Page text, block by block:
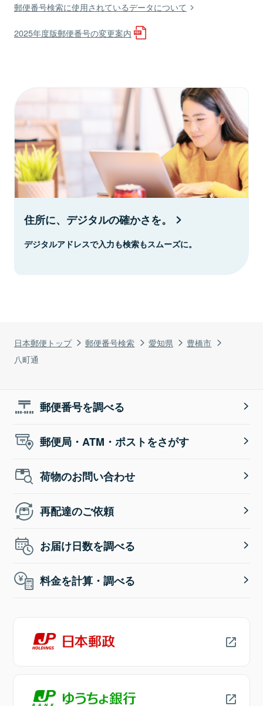
日本郵便トップ 郵便番号検索 愛知県
豊橋市
八町通
郵便番号検索に使用されているデータについて
2025年度版郵便番号の変更案内
住所に、デジタルの確かさを。
デジタルアドレスで入力も検索もスムーズに。
郵便番号を調べる
郵便局・ATM・ポストをさがす
荷物のお問い合わせ
再配達のご依頼
お届け日数を調べる
料金を計算・調べる